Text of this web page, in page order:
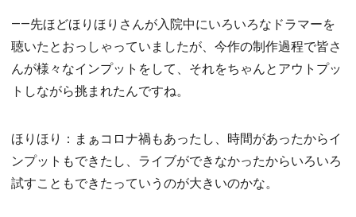
――先ほどほりほりさんが入院中にいろいろなドラマーを
聴いたとおっしゃっていましたが、今作の制作過程で皆さ
んが様々なインプットをして、それをちゃんとアウトプッ
トしながら挑まれたんですね。
ほりほり：まぁコロナ禍もあったし、時間があったからイ
ンプットもできたし、ライブができなかったからいろいろ
試すこともできたっていうのが大きいのかな。